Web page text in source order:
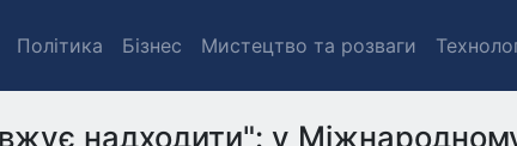
Політика Бізнес Мистецтво та розваги
надходити": у